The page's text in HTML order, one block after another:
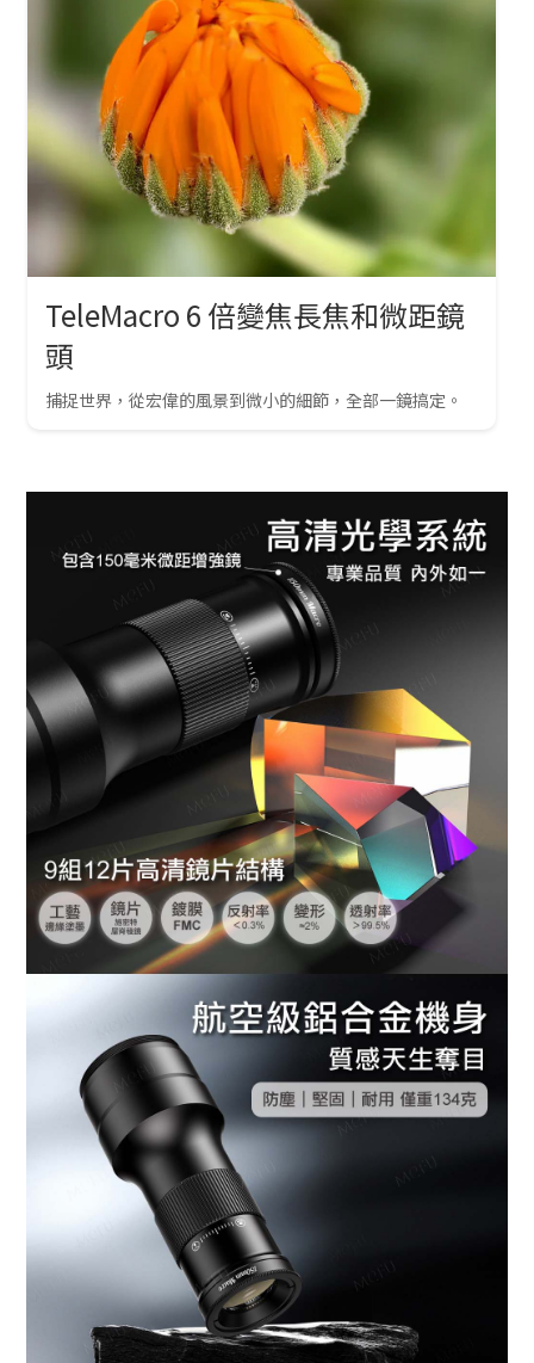
TeleMacro 6 倍變焦長焦和微距鏡
頭
捕捉世界，從宏偉的風景到微小的細節，全部一鏡搞定。